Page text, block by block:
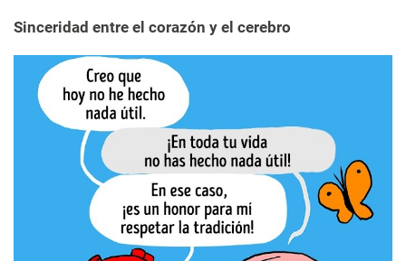
Sinceridad entre el corazón y el cerebro